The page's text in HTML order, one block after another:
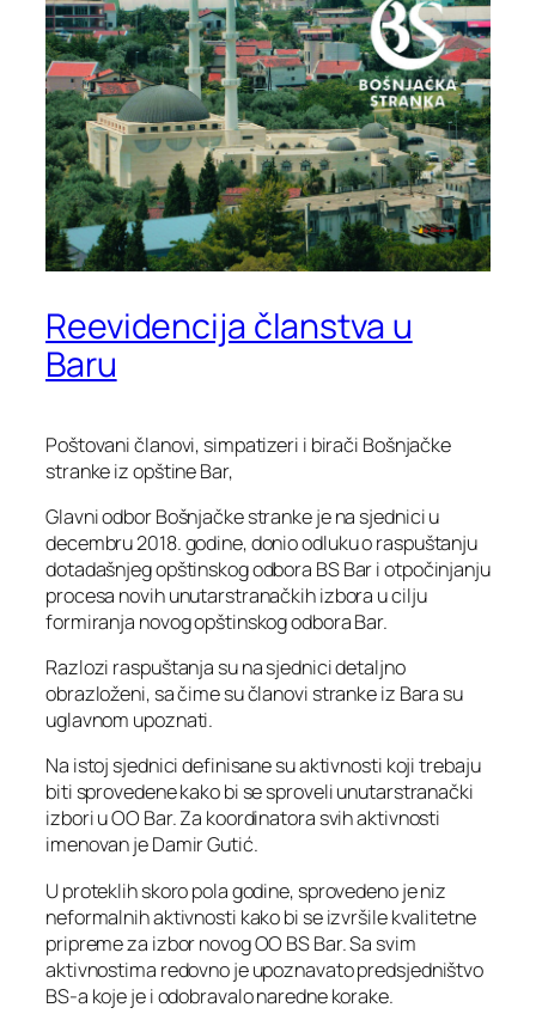
Reevidencija članstva u
Baru
Poštovani članovi, simpatizeri i birači Bošnjačke
stranke iz opštine Bar,
Glavni odbor Bošnjačke stranke je na sjednici u
decembru 2018. godine, donio odluku o raspuštanju
dotadašnjeg opštinskog odbora BS Bar i otpočinjanju
procesa novih unutarstranačkih izbora u cilju
formiranja novog opštinskog odbora Bar.
Razlozi raspuštanja su na sjednici detaljno
obrazloženi, sa čime su članovi stranke iz Bara su
uglavnom upoznati.
Na istoj sjednici definisane su aktivnosti koji trebaju
biti sprovedene kako bi se sproveli unutarstranački
izbori u OO Bar. Za koordinatora svih aktivnosti
imenovan je Damir Gutić.
U proteklih skoro pola godine, sprovedeno je niz
neformalnih aktivnosti kako bi se izvršile kvalitetne
pripreme za izbor novog OO BS Bar. Sa svim
aktivnostima redovno je upoznavato predsjedništvo
BS-a koje je i odobravalo naredne korake.